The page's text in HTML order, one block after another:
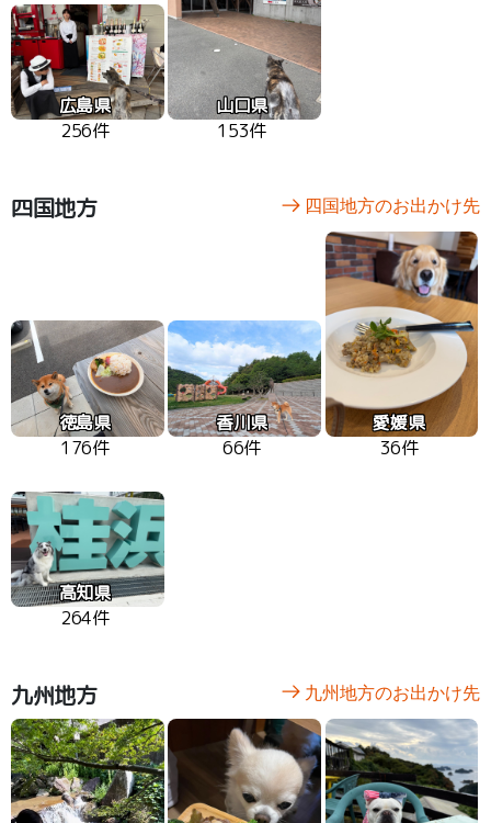
広島県
256件
山口県
153件
四国地方 四国地方のお出かけ先
徳島県
176件
香川県
66件
愛媛県
36件
高知県
264件
九州地方 九州地方のお出かけ先